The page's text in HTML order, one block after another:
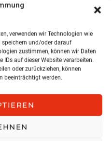
verwenden wir Technologien wie
speichern und/oder darauf
zustimmen, können wir Daten
IDs auf dieser Website verarbeiten.
oder zurückziehen, können
beeinträchtigt werden.
sagt Kurt
wieder einer von
„Du
to Killmit Steven
Zeit die DVD